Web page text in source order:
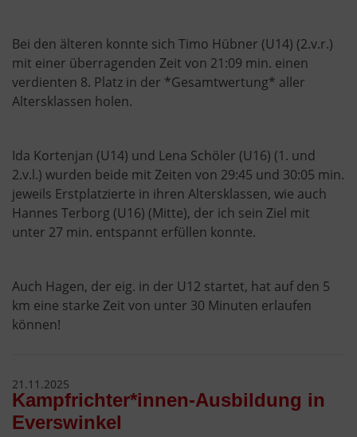
Bei den älteren konnte sich Timo Hübner (U14) (2.v.r.)
mit einer überragenden Zeit von 21:09 min. einen
verdienten 8. Platz in der *Gesamtwertung* aller
Altersklassen holen.
Ida Kortenjan (U14) und Lena Schöler (U16) (1. und
2.v.l.) wurden beide mit Zeiten von 29:45 und 30:05 min.
jeweils Erstplatzierte in ihren Altersklassen, wie auch
Hannes Terborg (U16) (Mitte), der ich sein Ziel mit
unter 27 min. entspannt erfüllen konnte.
Auch Hagen, der eig. in der U12 startet, hat auf den 5
km eine starke Zeit von unter 30 Minuten erlaufen
können!
21.11.2025
Kampfrichter*innen-Ausbildung in
Everswinkel